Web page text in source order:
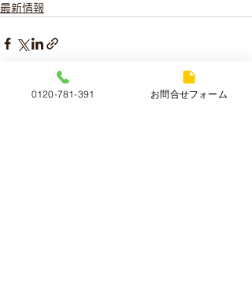
最新情報
最新記事 すべて表示
0120-781-391 お問合せフォーム